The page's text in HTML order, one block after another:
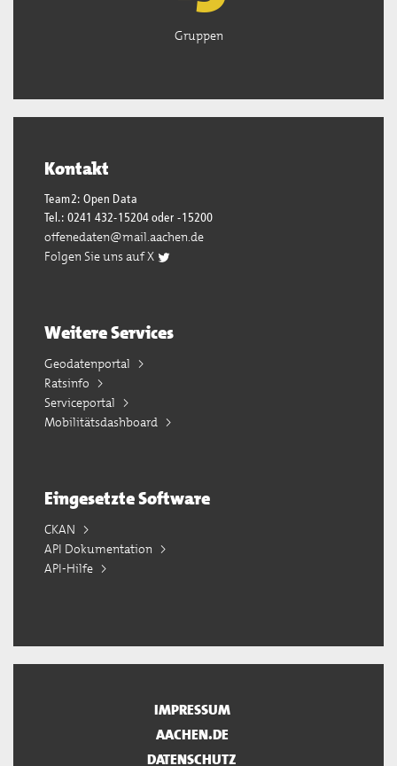
Gruppen
Kontakt
Team2: Open Data
Tel.: 0241 432-15204 oder -15200
offenedaten@mail.aachen.de
Folgen Sie uns auf X
Weitere Services
Geodatenportal
Ratsinfo
Serviceportal
Mobilitätsdashboard
Eingesetzte Software
CKAN
API Dokumentation
API-Hilfe
IMPRESSUM
AACHEN.DE
DATENSCHUTZ